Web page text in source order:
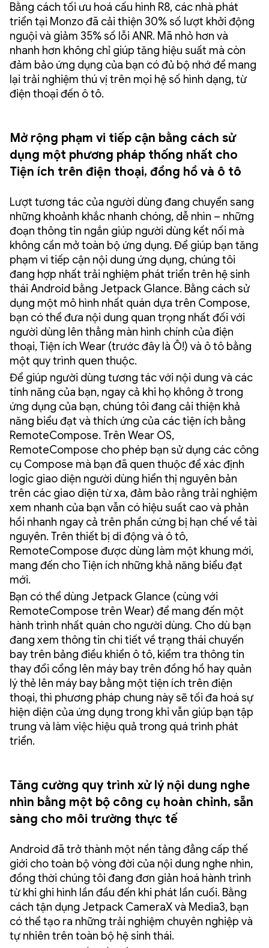
Bằng cách tối ưu hoá cấu hình R8, các nhà phát
triển tại Monzo đã cải thiện 30% số lượt khởi động
nguội và giảm 35% số lỗi ANR. Mã nhỏ hơn và
nhanh hơn không chỉ giúp tăng hiệu suất mà còn
đảm bảo ứng dụng của bạn có đủ bộ nhớ để mang
lại trải nghiệm thú vị trên mọi hệ số hình dạng, từ
điện thoại đến ô tô.
Mở rộng phạm vi tiếp cận bằng cách sử
dụng một phương pháp thống nhất cho
Tiện ích trên điện thoại, đồng hồ và ô tô
Lượt tương tác của người dùng đang chuyển sang
những khoảnh khắc nhanh chóng, dễ nhìn – những
đoạn thông tin ngắn giúp người dùng kết nối mà
không cần mở toàn bộ ứng dụng. Để giúp bạn tăng
phạm vi tiếp cận nội dung ứng dụng, chúng tôi
đang hợp nhất trải nghiệm phát triển trên hệ sinh
thái Android bằng Jetpack Glance. Bằng cách sử
dụng một mô hình nhất quán dựa trên Compose,
bạn có thể đưa nội dung quan trọng nhất đối với
người dùng lên thẳng màn hình chính của điện
thoại, Tiện ích Wear (trước đây là Ô!) và ô tô bằng
một quy trình quen thuộc.
Để giúp người dùng tương tác với nội dung và các
tính năng của bạn, ngay cả khi họ không ở trong
ứng dụng của bạn, chúng tôi đang cải thiện khả
năng biểu đạt và thích ứng của các tiện ích bằng
RemoteCompose. Trên Wear OS,
RemoteCompose cho phép bạn sử dụng các công
cụ Compose mà bạn đã quen thuộc để xác định
logic giao diện người dùng hiển thị nguyên bản
trên các giao diện từ xa, đảm bảo rằng trải nghiệm
xem nhanh của bạn vẫn có hiệu suất cao và phản
hồi nhanh ngay cả trên phần cứng bị hạn chế về tài
nguyên. Trên thiết bị di động và ô tô,
RemoteCompose được dùng làm một khung mới,
mang đến cho Tiện ích những khả năng biểu đạt
mới.
Bạn có thể dùng Jetpack Glance (cùng với
RemoteCompose trên Wear) để mang đến một
hành trình nhất quán cho người dùng. Cho dù bạn
đang xem thông tin chi tiết về trạng thái chuyến
bay trên bảng điều khiển ô tô, kiểm tra thông tin
thay đổi cổng lên máy bay trên đồng hồ hay quản
lý thẻ lên máy bay bằng một tiện ích trên điện
thoại, thì phương pháp chung này sẽ tối đa hoá sự
hiện diện của ứng dụng trong khi vẫn giúp bạn tập
trung và làm việc hiệu quả trong quá trình phát
triển.
Tăng cường quy trình xử lý nội dung nghe
nhìn bằng một bộ công cụ hoàn chỉnh, sẵn
sàng cho môi trường thực tế
Android đã trở thành một nền tảng đẳng cấp thế
giới cho toàn bộ vòng đời của nội dung nghe nhìn,
đồng thời chúng tôi đang đơn giản hoá hành trình
từ khi ghi hình lần đầu đến khi phát lần cuối. Bằng
cách tận dụng Jetpack CameraX và Media3, bạn
có thể tạo ra những trải nghiệm chuyên nghiệp và
tự nhiên trên toàn bộ hệ sinh thái.